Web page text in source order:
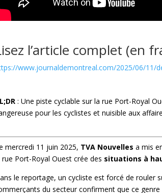
l’article complet (en
www.journaldemontreal.com/2025/06/11/
: Une piste cyclable sur la rue Port-Royal
pour les cyclistes et nuisible aux
mercredi 11 juin 2025, TVA Nouvelles a mis
rue Port-Royal Ouest crée des situations à
le reportage, un cycliste est forcé de rouler
du secteur confirment que ce genre